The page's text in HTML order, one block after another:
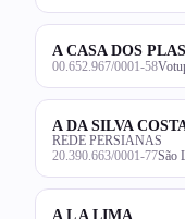
A CASA DOS
00.652.967/0001-58
A DA SILVA
REDE PERSIANAS
20.390.663/0001-77São
A L A LIMA